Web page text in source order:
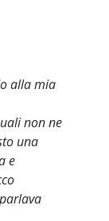
alla mia
non ne
una
e